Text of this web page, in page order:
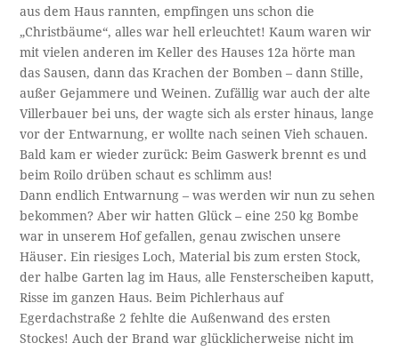
aus dem Haus rannten, empfingen uns schon die
„Christbäume“, alles war hell erleuchtet! Kaum waren wir
mit vielen anderen im Keller des Hauses 12a hörte man
das Sausen, dann das Krachen der Bomben – dann Stille,
außer Gejammere und Weinen. Zufällig war auch der alte
Villerbauer bei uns, der wagte sich als erster hinaus, lange
vor der Entwarnung, er wollte nach seinen Vieh schauen.
Bald kam er wieder zurück: Beim Gaswerk brennt es und
beim Roilo drüben schaut es schlimm aus!
Dann endlich Entwarnung – was werden wir nun zu sehen
bekommen? Aber wir hatten Glück – eine 250 kg Bombe
war in unserem Hof gefallen, genau zwischen unsere
Häuser. Ein riesiges Loch, Material bis zum ersten Stock,
der halbe Garten lag im Haus, alle Fensterscheiben kaputt,
Risse im ganzen Haus. Beim Pichlerhaus auf
Egerdachstraße 2 fehlte die Außenwand des ersten
Stockes! Auch der Brand war glücklicherweise nicht im